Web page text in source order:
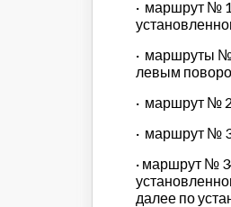
· маршрут №
· маршруты №
левым
· маршрут №
· маршрут №
· маршрут №
далее по